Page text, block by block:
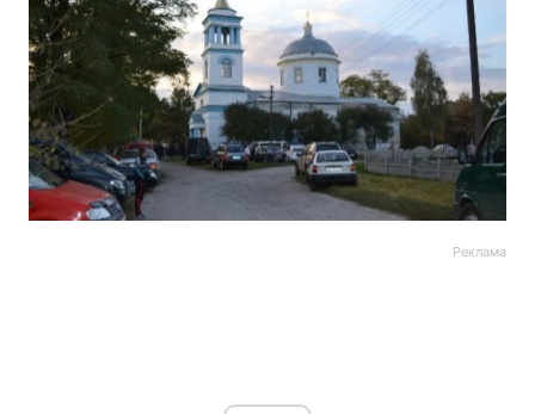
Реклама